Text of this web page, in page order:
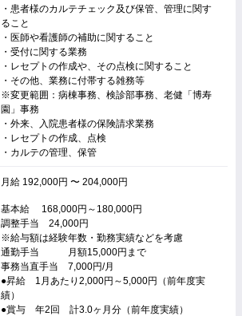
・患者様のカルテチェック及び保管、管理に関す
ること
・医師や看護師の補助に関すること
・受付に関する業務
・レセプトの作成や、その点検に関すること
・その他、業務に付帯する雑務等
※変更範囲：病棟事務、検診部事務、老健「博寿
園」事務
・外来、入院患者様の保険請求業務
・レセプトの作成、点検
・カルテの管理、保管
月給 192,000円 〜 204,000円
基本給 168,000円～180,000円
調整手当 24,000円
※給与額は経験年数・勤務実績などを考慮
通勤手当 月額15,000円まで
事務当直手当 7,000円/月
●昇給 1月あたり2,000円～5,000円（前年度実
績）
●賞与 年2回 計3.0ヶ月分（前年度実績）